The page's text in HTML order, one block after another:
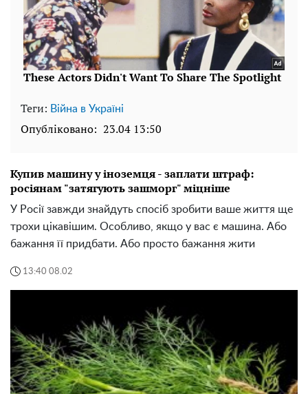
Теги: Війна в Україні
Опубліковано: 23.04 13:50
Купив машину у іноземця - заплати штраф:
росіянам "затягують зашморг" міцніше
У Росії завжди знайдуть спосіб зробити ваше життя ще
трохи цікавішим. Особливо, якщо у вас є машина. Або
бажання її придбати. Або просто бажання жити
13:40 08.02